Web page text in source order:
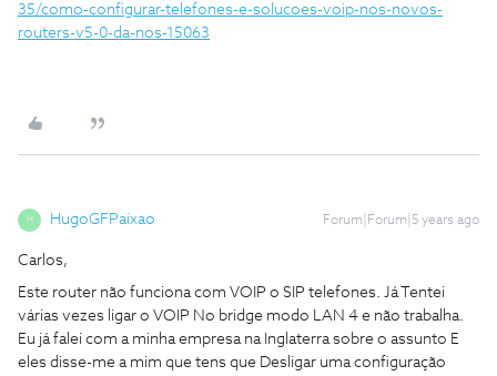
35/como-configurar-telefones-e-solucoes-voip-nos-novos-
routers-v5-0-da-nos-15063
H HugoGFPaixao Forum|Forum|5 years ago
Carlos,
Este router não funciona com VOIP o SIP telefones. Já Tentei
várias vezes ligar o VOIP No bridge modo LAN 4 e não trabalha.
Eu já falei com a minha empresa na Inglaterra sobre o assunto E
eles disse-me a mim que tens que Desligar uma configuração